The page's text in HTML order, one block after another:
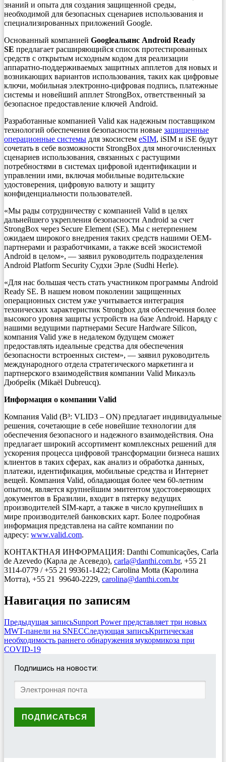
знаний и опыта для создания защищенной среды,
необходимой для безопасных сценариев использования и
специализированных приложений Google.
Основанный компанией Googleальянс Android Ready
SE предлагает расширяющийся список протестированных
средств с открытым исходным кодом для реализации
аппаратно-поддерживаемых защитных апплетов для новых и
возникающих вариантов использования, таких как цифровые
ключи, мобильная электронно-цифровая подпись, платежные
системы и новейший апплет StrongBox, ответственный за
безопасное предоставление ключей Android.
Разработанные компанией Valid как надежным поставщиком
технологий обеспечения безопасности новые защищенные
операционные системы для экосистем eSIM, iSIM и iSE будут
сочетать в себе возможности StrongBox для многочисленных
сценариев использования, связанных с растущими
потребностями в системах цифровой идентификации и
управлении ими, включая мобильные водительские
удостоверения, цифровую валюту и защиту
конфиденциальности пользователей.
«Мы рады сотрудничеству с компанией Valid в целях
дальнейшего укрепления безопасности Android за счет
StrongBox через Secure Element (SE). Мы с нетерпением
ожидаем широкого внедрения таких средств нашими OEM-
партнерами и разработчиками, а также всей экосистемой
Android в целом», — заявил руководитель подразделения
Android Platform Security Судхи Эрле (Sudhi Herle).
«Для нас большая честь стать участником программы Android
Ready SE. В нашем новом поколении защищенных
операционных систем уже учитывается интеграция
технических характеристик Strongbox для обеспечения более
высокого уровня защиты устройств на базе Android. Наряду с
нашими ведущими партнерами Secure Hardware Silicon,
компания Valid уже в недалеком будущем сможет
предоставлять идеальные средства для обеспечения
безопасности встроенных систем», — заявил руководитель
международного отдела стратегического маркетинга и
партнерского взаимодействия компании Valid Микаэль
Дюбрейк (Mikaël Dubreucq).
Информация о компании Valid
Компания Valid (B³: VLID3 – ON) предлагает индивидуальные
решения, сочетающие в себе новейшие технологии для
обеспечения безопасного и надежного взаимодействия. Она
предлагает широкий ассортимент комплексных решений для
ускорения процесса цифровой трансформации бизнеса наших
клиентов в таких сферах, как анализ и обработка данных,
платежи, идентификация, мобильные средства и Интернет
вещей. Компания Valid, обладающая более чем 60-летним
опытом, является крупнейшим эмитентом удостоверяющих
документов в Бразилии, входит в пятерку ведущих
производителей SIM-карт, а также в число крупнейших в
мире производителей банковских карт. Более подробная
информация представлена на сайте компании по
адресу: www.valid.com.
КОНТАКТНАЯ ИНФОРМАЦИЯ: Danthi Comunicações, Carla
de Azevedo (Карла де Асеведо), carla@danthi.com.br, +55 21
3114-0779 / +55 21 99361-1422; Carolina Motta (Каролина
Мотта), +55 21 99640-2229, carolina@danthi.com.br
Навигация по записям
Предыдущая записьSunport Power представляет три новых
MWT-панели на SNECСледующая записьКритическая
необходимость раннего обнаружения мукормикоза при
COVID-19
Подпишись на новости: